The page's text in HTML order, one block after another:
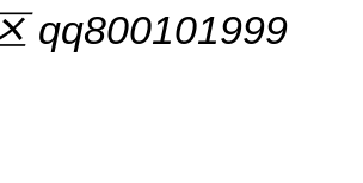
qq800101999